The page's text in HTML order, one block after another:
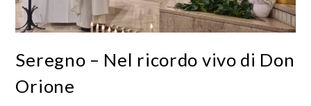
Seregno – Nel ricordo vivo di Don
Orione